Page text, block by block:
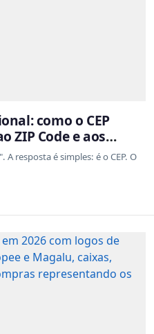
como o CEP
ZIP Code e aos
resposta é simples: é o CEP. O